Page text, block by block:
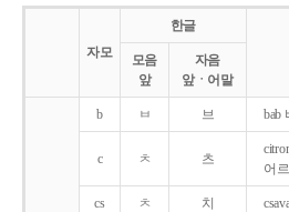
자모
한글
모음
앞
자음
앞ㆍ어말
b ㅂ 브 bab
c ㅊ 츠
어
cs ㅊ 치